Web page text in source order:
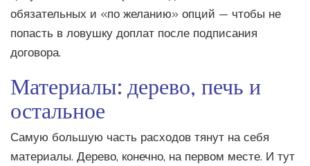
обязательных и «по желанию» опций — чтобы не
попасть в ловушку доплат после подписания
договора.
Материалы: дерево, печь и
остальное
Самую большую часть расходов тянут на себя
материалы. Дерево, конечно, на первом месте. И тут